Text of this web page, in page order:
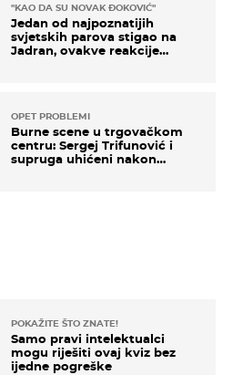
"KAO DA SU NOVAK ĐOKOVIĆ"
Jedan od najpoznatijih
svjetskih parova stigao na
Jadran, ovakve reakcije
OPET PROBLEMI
Burne scene u trgovačkom
centru: Sergej Trifunović i
supruga uhićeni nakon
POKAŽITE ŠTO ZNATE!
Samo pravi intelektualci
mogu riješiti ovaj kviz bez
ijedne pogreške